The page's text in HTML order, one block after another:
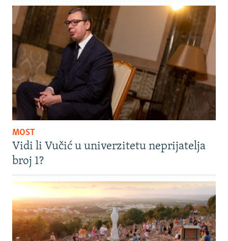
MOST
Vidi li Vučić u univerzitetu neprijatelja
broj 1?